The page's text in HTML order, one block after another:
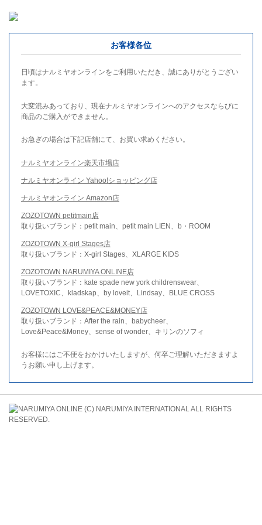
お客様各位
日頃はナルミヤオンラインをご利用いただき、誠にありがとうござい
ます。
大変混みあっており、現在ナルミヤオンラインへのアクセスならびに
商品のご購入ができません。
お急ぎの場合は下記店舗にて、お買い求めください。
ナルミヤオンライン楽天市場店
ナルミヤオンライン Yahoo!ショッピング店
ナルミヤオンライン Amazon店
ZOZOTOWN petitmain店
取り扱いブランド：petit main、petit main LIEN、b・ROOM
ZOZOTOWN X-girl Stages店
取り扱いブランド：X-girl Stages、XLARGE KIDS
ZOZOTOWN NARUMIYA ONLINE店
取り扱いブランド：kate spade new york childrenswear、
LOVETOXIC、kladskap、by loveit、Lindsay、BLUE CROSS
ZOZOTOWN LOVE&PEACE&MONEY店
取り扱いブランド：After the rain、babycheer、
Love&Peace&Money、sense of wonder、キリンのソフィ
お客様にはご不便をおかけいたしますが、何卒ご理解いただきますよ
うお願い申し上げます。